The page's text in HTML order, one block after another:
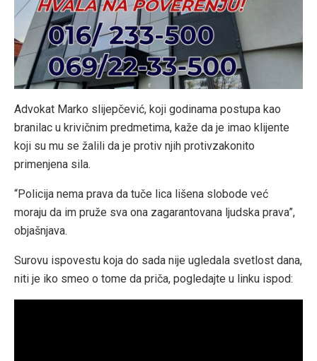
Advokat Marko slijepčević, koji godinama postupa kao
branilac u krivičnim predmetima, kaže da je imao klijente
koji su mu se žalili da je protiv njih protivzakonito
primenjena sila.
“Policija nema prava da tuče lica lišena slobode već
moraju da im pruže sva ona zagarantovana ljudska prava”,
objašnjava.
Surovu ispovestu koja do sada nije ugledala svetlost dana,
niti je iko smeo o tome da priča, pogledajte u linku ispod: